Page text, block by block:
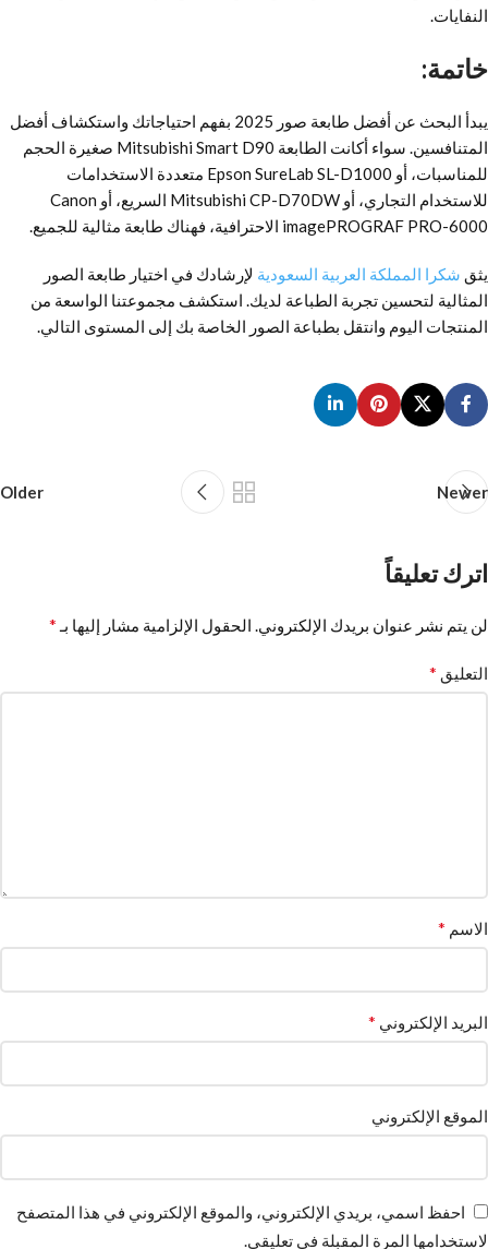
النفايات.
خاتمة:
يبدأ البحث عن أفضل طابعة صور 2025 بفهم احتياجاتك واستكشاف أفضل
المتنافسين. سواء أكانت الطابعة Mitsubishi Smart D90 صغيرة الحجم
للمناسبات، أو Epson SureLab SL-D1000 متعددة الاستخدامات
للاستخدام التجاري، أو Mitsubishi CP-D70DW السريع، أو Canon
imagePROGRAF PRO-6000 الاحترافية، فهناك طابعة مثالية للجميع.
يثق شكرا المملكة العربية السعودية لإرشادك في اختيار طابعة الصور
المثالية لتحسين تجربة الطباعة لديك. استكشف مجموعتنا الواسعة من
المنتجات اليوم وانتقل بطباعة الصور الخاصة بك إلى المستوى التالي.
Newer
Older
اترك تعليقاً
لن يتم نشر عنوان بريدك الإلكتروني. الحقول الإلزامية مشار إليها بـ *
التعليق *
الاسم *
البريد الإلكتروني *
الموقع الإلكتروني
احفظ اسمي، بريدي الإلكتروني، والموقع الإلكتروني في هذا المتصفح
لاستخدامها المرة المقبلة في تعليقي.